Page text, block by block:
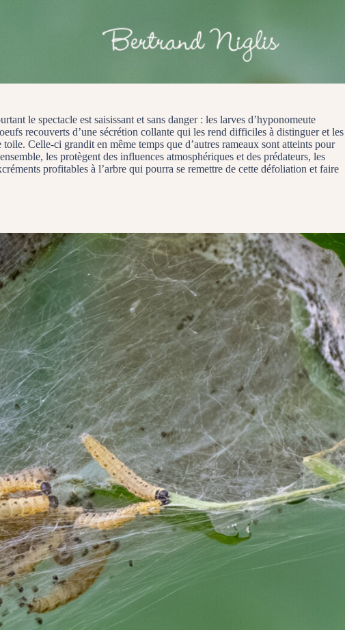
le spectacle est saisissant et sans danger : les larves d’hyponomeute
recouverts d’une sécrétion collante qui les rend difficiles à distinguer et les
Celle-ci grandit en même temps que d’autres rameaux sont atteints pour
les protègent des influences atmosphériques et des prédateurs, les
profitables à l’arbre qui pourra se remettre de cette défoliation et faire